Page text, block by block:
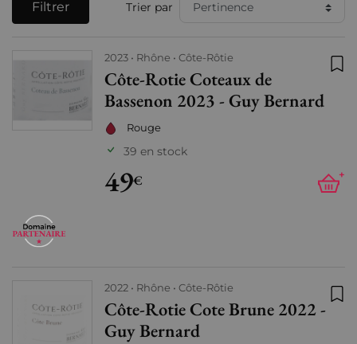
Filtrer Trier par
2023 Rhône Côte-Rôtie
Côte-Rotie Coteaux de
Bassenon 2023 - Guy Bernard
Rouge
39 en stock
49€ +
2022 Rhône Côte-Rôtie
Côte-Rotie Cote Brune 2022 -
Guy Bernard